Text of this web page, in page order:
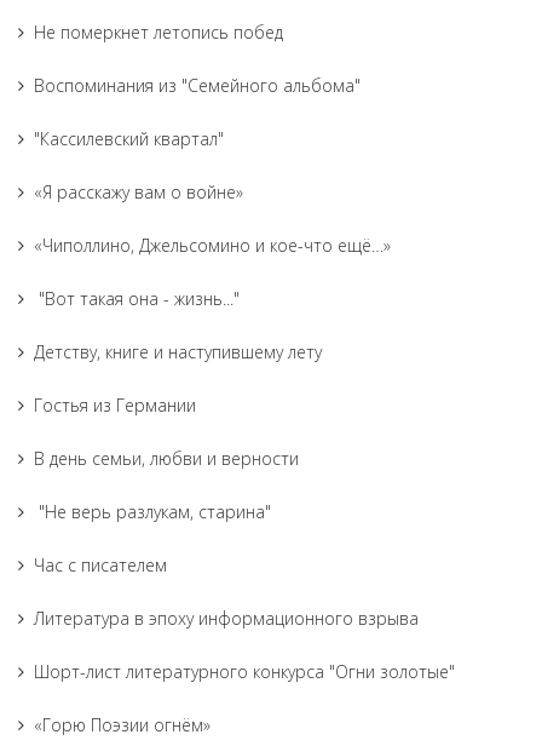
Не померкнет летопись побед
Воспоминания из "Семейного альбома"
"Кассилевский квартал"
«Я расскажу вам о войне»
«Чиполлино, Джельсомино и кое-что ещё…»
"Вот такая она - жизнь..."
Детству, книге и наступившему лету
Гостья из Германии
В день семьи, любви и верности
"Не верь разлукам, старина"
Час с писателем
Литература в эпоху информационного взрыва
Шорт-лист литературного конкурса "Огни золотые"
«Горю Поэзии огнём»